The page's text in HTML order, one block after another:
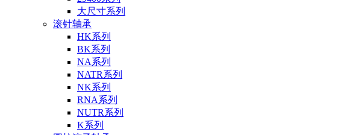
大尺寸系列
滚针轴承
HK系列
BK系列
NA系列
NATR系列
NK系列
RNA系列
NUTR系列
K系列